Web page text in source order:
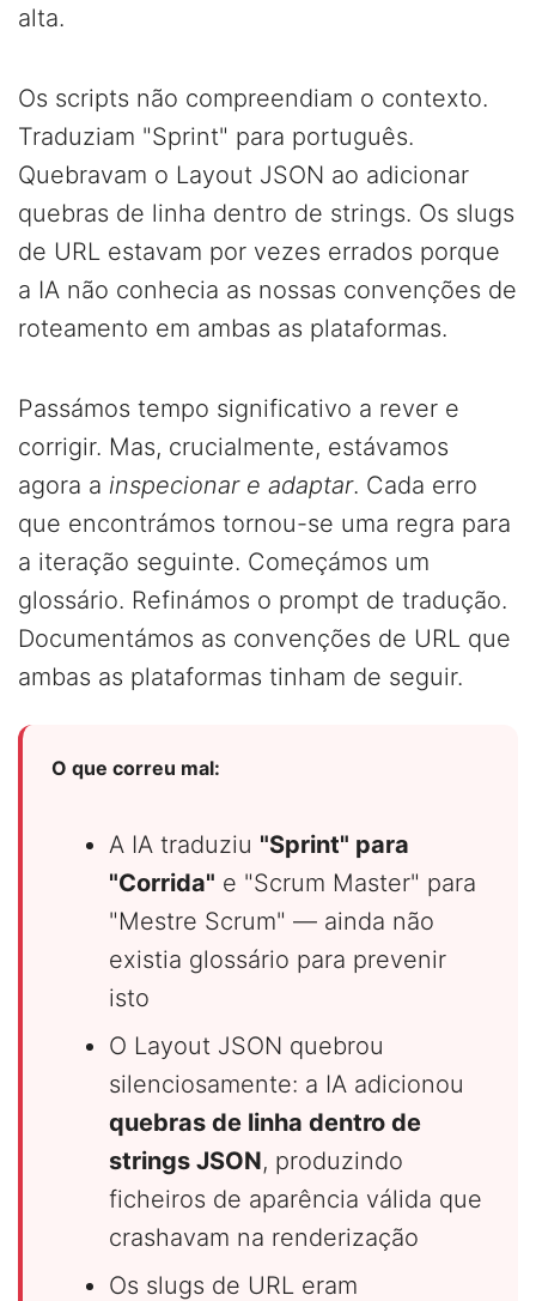
alta.
Os scripts não compreendiam o contexto.
Traduziam "Sprint" para português.
Quebravam o Layout JSON ao adicionar
quebras de linha dentro de strings. Os slugs
de URL estavam por vezes errados porque
a IA não conhecia as nossas convenções de
roteamento em ambas as plataformas.
Passámos tempo significativo a rever e
corrigir. Mas, crucialmente, estávamos
agora a inspecionar e adaptar. Cada erro
que encontrámos tornou-se uma regra para
a iteração seguinte. Começámos um
glossário. Refinámos o prompt de tradução.
Documentámos as convenções de URL que
ambas as plataformas tinham de seguir.
O que correu mal:
A IA traduziu "Sprint" para
"Corrida" e "Scrum Master" para
"Mestre Scrum" — ainda não
existia glossário para prevenir
isto
O Layout JSON quebrou
silenciosamente: a IA adicionou
quebras de linha dentro de
strings JSON, produzindo
ficheiros de aparência válida que
crashavam na renderização
Os slugs de URL eram